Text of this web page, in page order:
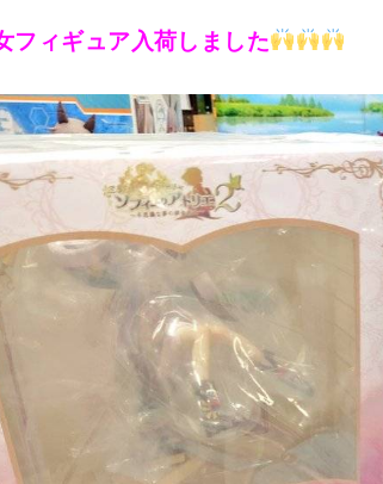
フィギュア入荷しました